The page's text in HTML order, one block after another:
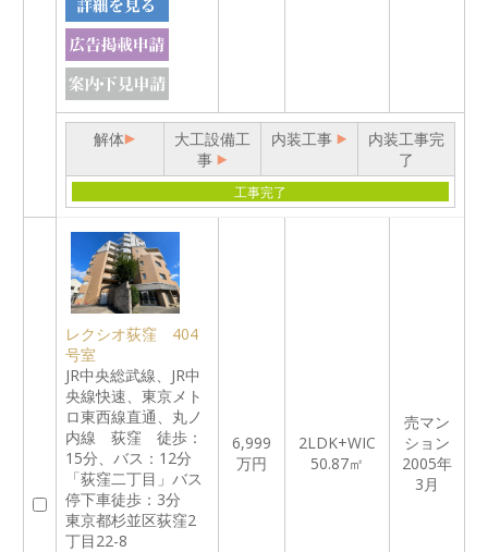
解体
大工設備工
事
内装工事
内装工事完
了
工事完了
レクシオ荻窪 404
号室
JR中央総武線、JR中
央線快速、東京メト
ロ東西線直通、丸ノ
内線 荻窪 徒歩：
15分、バス：12分
「荻窪二丁目」バス
停下車徒歩：3分
東京都杉並区荻窪2
丁目22-8
6,999
万円
2LDK+WIC
50.87㎡
売マン
ション
2005年
3月